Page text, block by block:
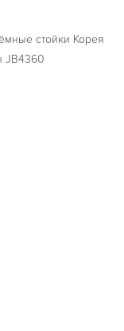
стойки Корея
JB4360